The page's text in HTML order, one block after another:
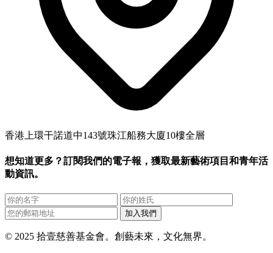
香港上環干諾道中143號珠江船務大廈10樓全層
想知道更多？訂閱我們的電子報，獲取最新藝術項目和青年活
動資訊。
加入我們
© 2025 拾壹慈善基金會。創藝未來，文化無界。